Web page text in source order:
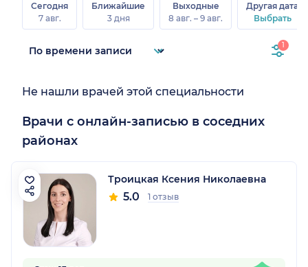
Сегодня
7 авг.
Ближайшие
3 дня
Выходные
8 авг. – 9 авг.
Другая дата
Выбрать
1
Не нашли врачей этой специальности
Врачи с онлайн-записью в соседних
районах
Троицкая Ксения Николаевна
5.0 1 отзыв